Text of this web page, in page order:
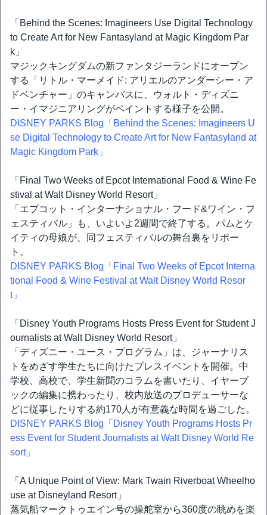
「Behind the Scenes: Imagineers Use Digital Technology
to Create Art for New Fantasyland at Magic Kingdom Par
k」
マジックキングダムの新ファンタジーランドにオープン
する「リトル・マーメイド: アリエルのアンダーシー・ア
ドベンチャー」のキャンバスに、ウォルト・ディズニ
ー・イマジニアリングがペイントする様子を公開。
DISNEY PARKS Blog「Behind the Scenes: Imagineers U
se Digital Technology to Create Art for New Fantasyland at
Magic Kingdom Park」
「Final Two Weeks of Epcot International Food & Wine Fe
stival at Walt Disney World Resort」
「エプコット・インターナショナル・フード&ワイン・フ
ェスティバル」も、いよいよ2週間で終了する。パムとケ
イティの母娘が、同フェスティバルの舞台裏をリポー
ト。
DISNEY PARKS Blog「Final Two Weeks of Epcot Interna
tional Food & Wine Festival at Walt Disney World Resor
t」
「Disney Youth Programs Hosts Press Event for Student J
ournalists at Walt Disney World Resort」
「ディズニー・ユース・プログラム」は、ジャーナリス
トをめざす学生たちに向けたプレスイベントを開催。中
学校、高校で、学生新聞のコラムを書いたり、イヤーブ
ックの編集に携わったり、校内放送のプロデューサーな
どに従事したりする約170人が有意義な時間を過ごした。
DISNEY PARKS Blog「Disney Youth Programs Hosts Pr
ess Event for Student Journalists at Walt Disney World Re
sort」
「A Unique Point of View: Mark Twain Riverboat Wheelho
use at Disneyland Resort」
蒸気船マークトゥエイン号の操舵室から360度の眺めを楽